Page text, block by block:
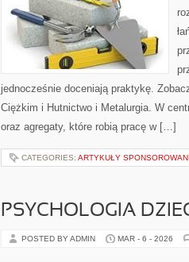
jednocześnie doceniają praktykę.
Ciężkim i Hutnictwo i Metalurgia. W
oraz agregaty, które robią pracę w […]
CATEGORIES: ARTYKUŁY
PSYCHOLOGIA
POSTED BY ADMIN MAR - 6 - 2026